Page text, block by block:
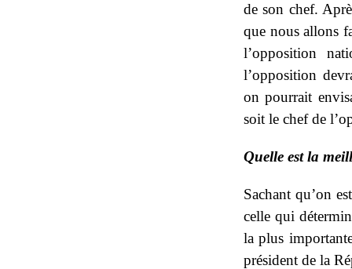
de son chef.
que nous allons
l’opposition
l’opposition
on pourrait
soit le chef de
Quelle est la
Sachant qu’on
celle qui
la plus
président de la